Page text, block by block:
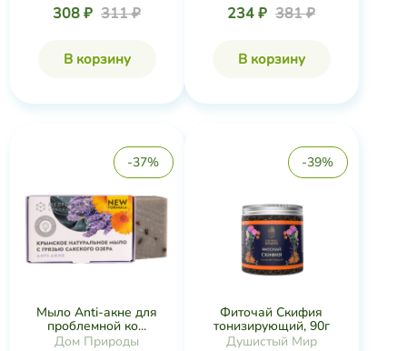
308 ₽ 311 ₽
В корзину
234 ₽ 381 ₽
В корзину
-37%
Мыло Anti-акне для
проблемной ко...
Дом Природы
-39%
Фиточай Скифия
тонизирующий, 90г
Душистый Мир